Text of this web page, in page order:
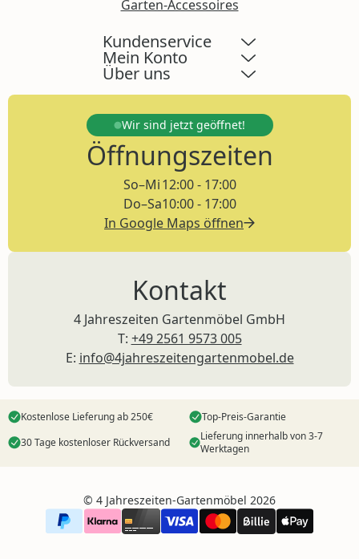
Garten-Accessoires
Kundenservice
Mein Konto
Über uns
Wir sind jetzt geöffnet!
Öffnungszeiten
So–Mi
Do–Sa
12:00 - 17:00
10:00 - 17:00
In Google Maps öffnen
Kontakt
4 Jahreszeiten Gartenmöbel GmbH
T: +49 2561 9573 005
E: info@4jahreszeitengartenmobel.de
Kostenlose Lieferung ab 250€
Top-Preis-Garantie
30 Tage kostenloser Rückversand
Lieferung innerhalb von 3-7
Werktagen
©️ 4 Jahreszeiten-Gartenmöbel 2026